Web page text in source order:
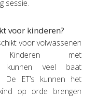
sessie.
voor kinderen?
voor volwassenen
met
kunnen veel baat
De ET’s kunnen het
op orde brengen